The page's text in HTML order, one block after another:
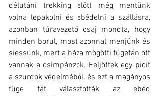
délutáni trekking előtt még mentünk
volna lepakolni és ebédelni a szállásra,
azonban túravezető csaj mondta, hogy
minden borul, most azonnal menjünk és
siessünk, mert a háza mögötti fügefán ott
vannak a csimpánzok. Feljöttek egy picit
a szurdok védelméből, és ezt a magányos
füge fát választották az ebéd